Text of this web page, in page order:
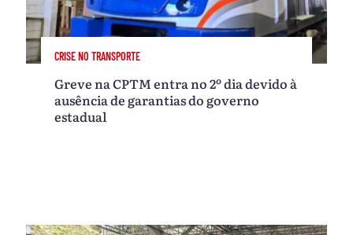
CRISE NO TRANSPORTE
Greve na CPTM entra no 2º dia devido à
ausência de garantias do governo
estadual